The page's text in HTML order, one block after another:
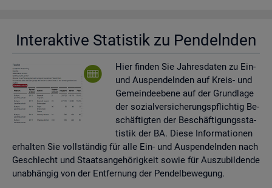
In­ter­ak­ti­ve Sta­tis­tik zu Pen­deln­den
Hier fin­den Sie Jah­res­da­ten zu Ein-
und Aus­pen­deln­den auf Kreis- und
Ge­mein­de­ebe­ne auf der Grund­la­ge
der so­zi­al­ver­si­che­rungs­pflich­tig Be­
schäf­tig­ten der Be­schäf­ti­gungs­sta­
tis­tik der BA. Diese In­for­ma­tio­nen
er­hal­ten Sie voll­stän­dig für alle Ein- und Aus­pen­deln­den nach
Ge­schlecht und Staats­an­ge­hö­rig­keit sowie für Aus­zu­bil­den­de
un­ab­hän­gig von der Ent­fer­nung der Pen­del­be­we­gung.